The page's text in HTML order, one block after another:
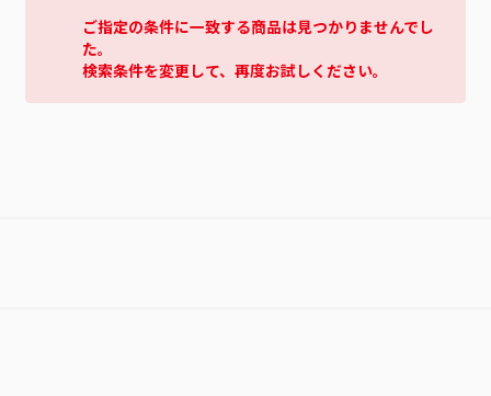
ご指定の条件に一致する商品は見つかりませんでし
た。
検索条件を変更して、再度お試しください。